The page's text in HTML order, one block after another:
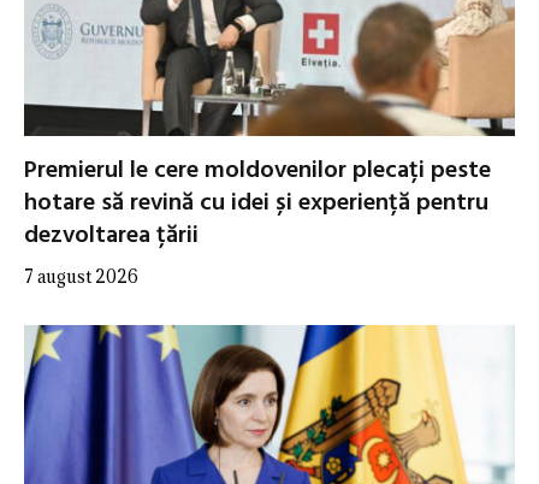
Premierul le cere moldovenilor plecați peste
hotare să revină cu idei și experiență pentru
dezvoltarea țării
7 august 2026